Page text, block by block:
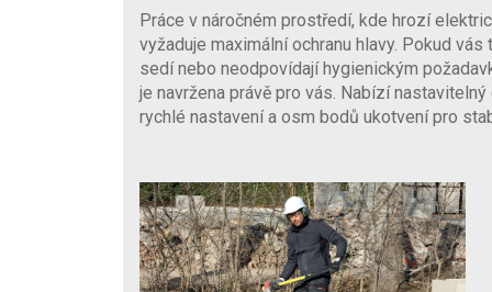
Práce v náročném prostředí, kde hrozí
vyžaduje maximální ochranu hlavy. Pokud
sedí nebo neodpovídají hygienickým
je navržena právě pro vás. Nabízí
rychlé nastavení a osm bodů ukotvení pro